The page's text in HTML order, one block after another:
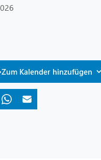
Zum Kalender hinzufügen